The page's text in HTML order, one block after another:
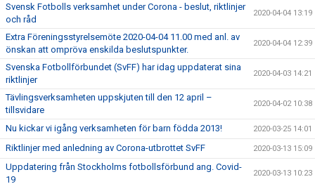
Svensk Fotbolls verksamhet under Corona - beslut, riktlinjer
och råd
2020-04-04 13:19
Extra Föreningsstyrelsemöte 2020-04-04 11.00 med anl. av
önskan att ompröva enskilda beslutspunkter.
2020-04-04 12:39
Svenska Fotbollförbundet (SvFF) har idag uppdaterat sina
riktlinjer
2020-04-03 14:21
Tävlingsverksamheten uppskjuten till den 12 april –
tillsvidare
2020-04-02 10:38
Nu kickar vi igång verksamheten för barn födda 2013! 2020-03-25 14:01
Riktlinjer med anledning av Corona-utbrottet SvFF 2020-03-13 15:09
Uppdatering från Stockholms fotbollsförbund ang. Covid-
19
2020-03-13 10:23